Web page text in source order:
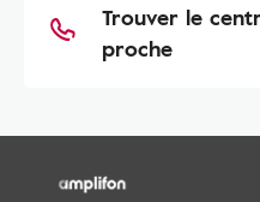
Trouver le
proche